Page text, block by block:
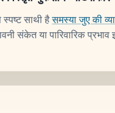
साथी हैसमस्या जुए की
संकेत या पारिवारिक प्रभाव